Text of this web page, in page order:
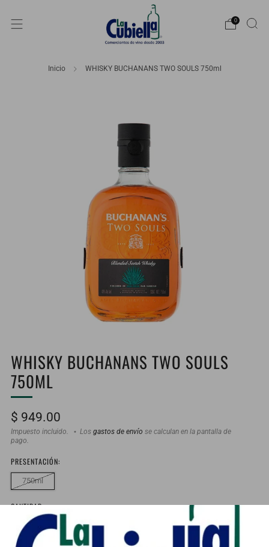
0
Inicio WHISKY BUCHANANS TWO SOULS 750ml
WHISKY BUCHANANS TWO SOULS
750ML
Precio
habitual
$ 949.00
Impuesto incluido. Los gastos de envío se calculan en la pantalla de
pago.
PRESENTACIÓN:
750ml
CANTIDAD